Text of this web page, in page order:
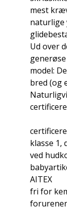
mest
naturlige
Ud over
model:
bred (og
klasse 1,
ved
AITEX
fri for